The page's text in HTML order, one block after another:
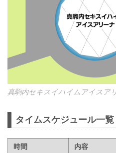
真駒内セキスイハイムアイスア
タイムスケジュール一覧
時間 内容